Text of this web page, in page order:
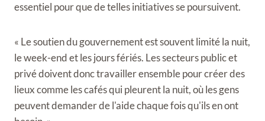
essentiel pour que de telles initiatives se poursuivent.
« Le soutien du gouvernement est souvent limité la nuit,
le week-end et les jours fériés. Les secteurs public et
privé doivent donc travailler ensemble pour créer des
lieux comme les cafés qui pleurent la nuit, où les gens
peuvent demander de l'aide chaque fois qu'ils en ont